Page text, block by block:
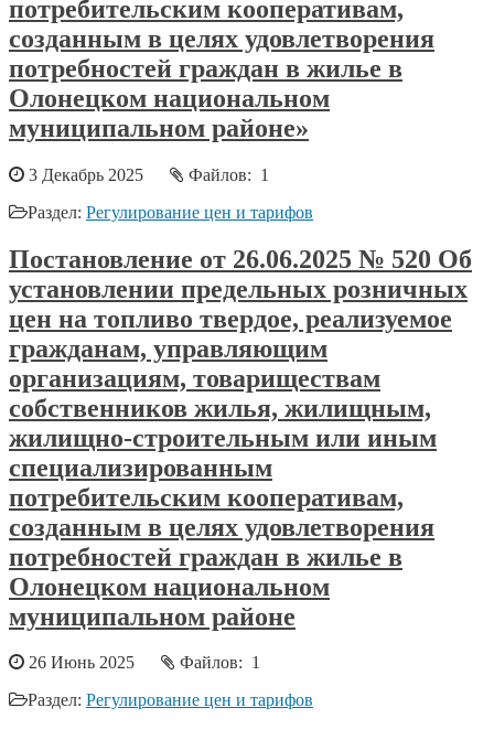
потребительским кооперативам,
созданным в целях удовлетворения
потребностей граждан в жилье в
Олонецком национальном
муниципальном районе»
3 Декабрь 2025
Файлов: 1
Раздел: Регулирование цен и тарифов
Постановление от 26.06.2025 № 520 Об
установлении предельных розничных
цен на топливо твердое, реализуемое
гражданам, управляющим
организациям, товариществам
собственников жилья, жилищным,
жилищно-строительным или иным
специализированным
потребительским кооперативам,
созданным в целях удовлетворения
потребностей граждан в жилье в
Олонецком национальном
муниципальном районе
26 Июнь 2025
Файлов: 1
Раздел: Регулирование цен и тарифов